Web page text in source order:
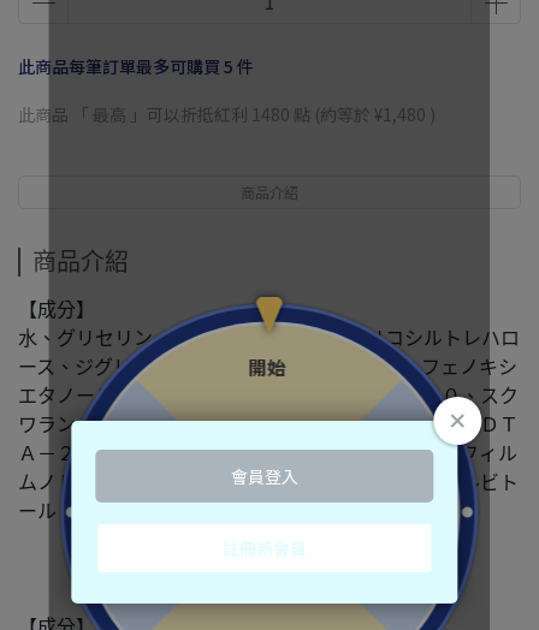
此商品每筆訂單最多可購買 5 件
此商品 「 最高 」可以折抵紅利 1480 點 (約等於 ¥1,480 )
商品介紹
商品介紹
【成分】
水、グリセリン、プロパンジオール、グリコシルトレハロ
ース、ジグリセリン、加水分解水添デンプン、フェノキシ
エタノール、メチルパラベン、ポリソルベート６０、スク
ワラン、キサンタンガム、カルボマー、水酸化Ｋ、ＥＤＴ
Ａ－２Ｎａ、レシチン、ナイアシンアミド、アスコフィル
ムノドスムエキス、セイヨウニワトコ花エキス、ソルビト
ール、ソルビン酸Ｋ